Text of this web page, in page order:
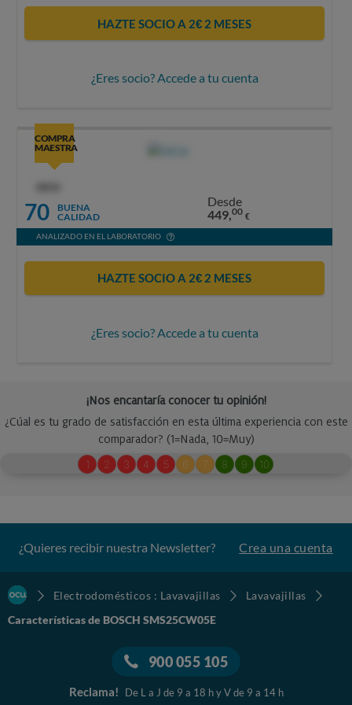
HAZTE SOCIO A 2€ 2 MESES
¿Eres socio? Accede a tu cuenta
COMPRA
MAESTRA
70
BUENA
CALIDAD
Desde
449,00 €
ANALIZADO EN EL LABORATORIO
HAZTE SOCIO A 2€ 2 MESES
¿Eres socio? Accede a tu cuenta
¿Quieres recibir nuestra Newsletter? Crea una cuenta
Electrodomésticos : Lavavajillas
Lavavajillas
Características de BOSCH SMS25CW05E
900 055 105
Reclama! De L a J de 9 a 18 h y V de 9 a 14 h